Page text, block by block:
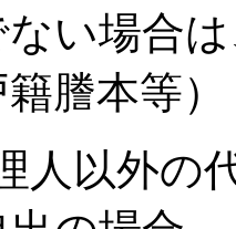
ない場合
謄本等）
人以外